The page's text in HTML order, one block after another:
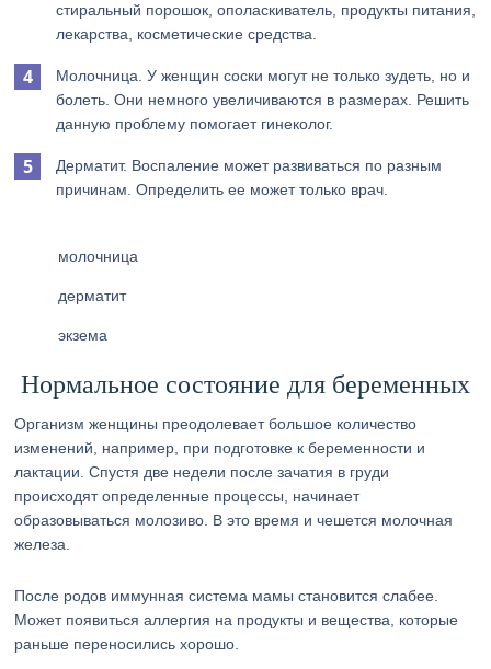
стиральный порошок, ополаскиватель, продукты питания,
лекарства, косметические средства.
Молочница. У женщин соски могут не только зудеть, но и
болеть. Они немного увеличиваются в размерах. Решить
данную проблему помогает гинеколог.
Дерматит. Воспаление может развиваться по разным
причинам. Определить ее может только врач.
молочница
дерматит
экзема
Нормальное состояние для беременных
Организм женщины преодолевает большое количество
изменений, например, при подготовке к беременности и
лактации. Спустя две недели после зачатия в груди
происходят определенные процессы, начинает
образовываться молозиво. В это время и чешется молочная
железа.
После родов иммунная система мамы становится слабее.
Может появиться аллергия на продукты и вещества, которые
раньше переносились хорошо.